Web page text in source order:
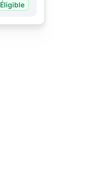
Éligible